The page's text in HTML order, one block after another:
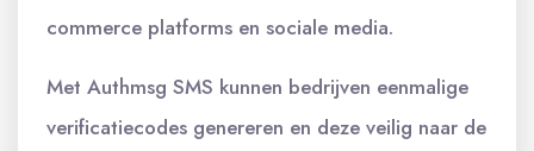
commerce platforms en sociale media.
Met Authmsg SMS kunnen bedrijven eenmalige
verificatiecodes genereren en deze veilig naar de